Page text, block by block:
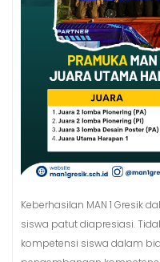
Keberhasilan MAN 1 Gresik
siswa patut diapresiasi.
kompetensi siswa dalam